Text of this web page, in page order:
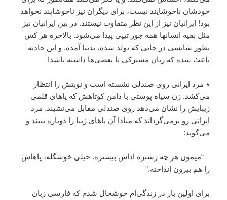
خودشان ناخوشايند نيست، براى ديگران نيز ناخوشايند نخواهد
بود! ايرانيان نيز از اين نظر متفاوت نيستند. در بين ايرانيان نيز
مثل بقيه انسانها همه جور تيپى پيدا مى‌شود. بالاخره هر کس
بطور شانسى در جايى که تولد شده، بدنيا آمده. و اين حادثه
باعث شده که زبان مشترکى با بعضى‌ها داشته باشد!
٭ مرد ايرانى روى صندلى نشسته است و نوبتش را انتظار
مى‌کشد. زن سياه پوستى با دامن کوتاهش که پاهاى قلمى
زيبايش را نشان مى‌دهد روى صندلى مقابل مى‌نشيند. مرد
ايرانى رو بر‌مى‌گرداند که مبادا آن پاهاى زيبا را دوباره ببيند و
مى‌گويد:
– “ميمون هر چه زشتره اداش بيشتره. خيلى خوشگله، پاهاش
را هم بيرون انداخته.”
براى اولين بار در زندگى‌ام خوشحال شدم که فارسى زبان